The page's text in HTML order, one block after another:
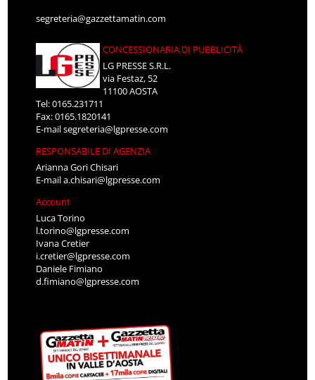
segreteria@gazzettamatin.com
CONCESSIONARIA DI PUBBLICITÀ
LG PRESSE S.R.L.
via Festaz, 52
11100 AOSTA
Tel: 0165.231711
Fax: 0165.1820141
E-mailsegreteria@lgpresse.com
RESPONSABILE DI AGENZIA
Arianna Gori Chisari
E-maila.chisari@lgpresse.com
Account
Luca Torino
l.torino@lgpresse.com
Ivana Cretier
i.cretier@lgpresse.com
Daniele Fimiano
d.fimiano@lgpresse.com